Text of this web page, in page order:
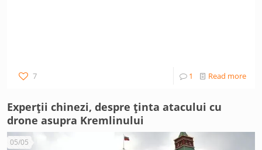
7 1 Read more
Experții chinezi, despre ținta atacului cu
drone asupra Kremlinului
05/05